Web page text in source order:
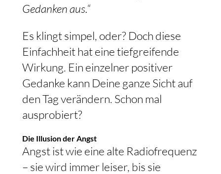
Gedanken aus.“
Es klingt simpel, oder? Doch diese
Einfachheit hat eine tiefgreifende
Wirkung. Ein einzelner positiver
Gedanke kann Deine ganze Sicht auf
den Tag verändern. Schon mal
ausprobiert?
Die Illusion der Angst
Angst ist wie eine alte Radiofrequenz
– sie wird immer leiser, bis sie